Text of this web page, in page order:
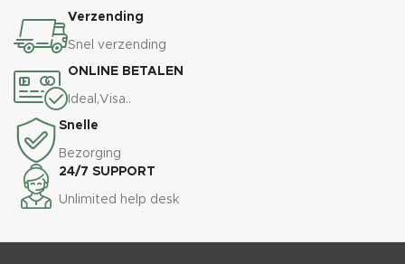
Verzending
Snel verzending
ONLINE BETALEN
Ideal,Visa..
Snelle
Bezorging
24/7 SUPPORT
Unlimited help desk